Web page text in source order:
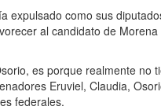
expulsado como sus
al candidato de
es porque realmente no
Eruviel, Claudia,
federales.